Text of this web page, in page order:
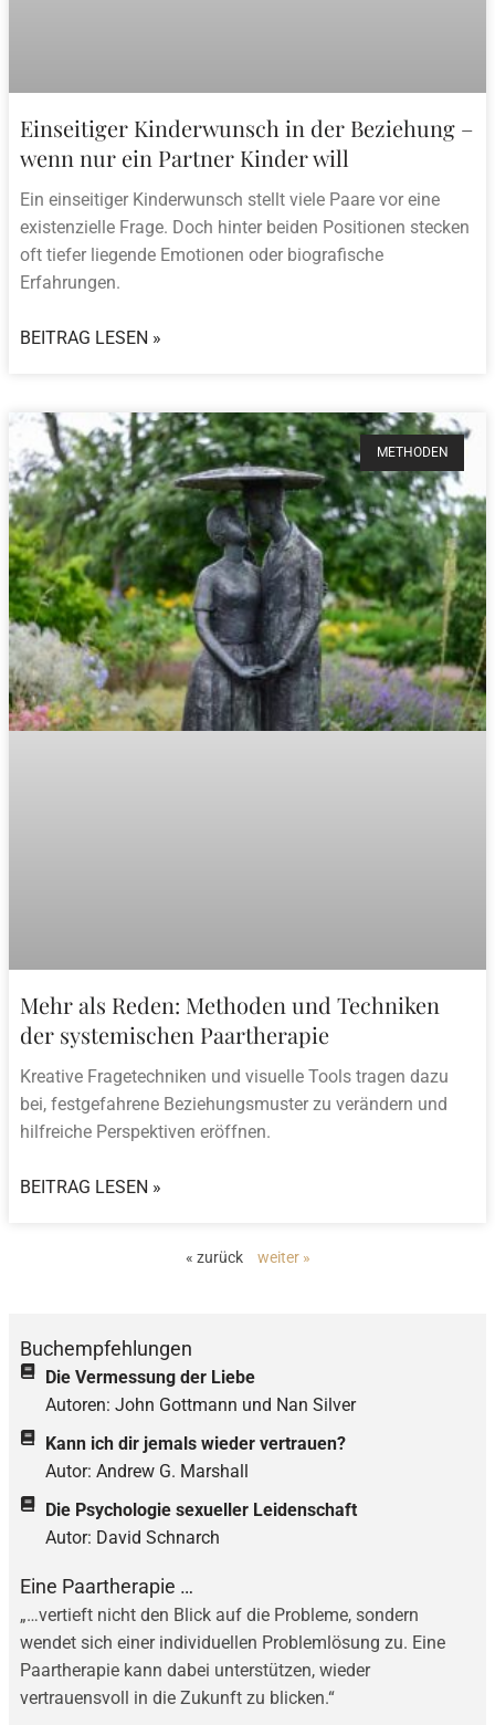
Einseitiger Kinderwunsch in der Beziehung –
wenn nur ein Partner Kinder will
Ein einseitiger Kinderwunsch stellt viele Paare vor eine
existenzielle Frage. Doch hinter beiden Positionen stecken
oft tiefer liegende Emotionen oder biografische
Erfahrungen.
BEITRAG LESEN »
METHODEN
Mehr als Reden: Methoden und Techniken
der systemischen Paartherapie
Kreative Fragetechniken und visuelle Tools tragen dazu
bei, festgefahrene Beziehungsmuster zu verändern und
hilfreiche Perspektiven eröffnen.
BEITRAG LESEN »
« zurück weiter »
Buchempfehlungen
Die Vermessung der Liebe
Autoren: John Gottmann und Nan Silver
Kann ich dir jemals wieder vertrauen?
Autor: Andrew G. Marshall
Die Psychologie sexueller Leidenschaft
Autor: David Schnarch
Eine Paartherapie …
„…vertieft nicht den Blick auf die Probleme, sondern
wendet sich einer individuellen Problemlösung zu. Eine
Paartherapie kann dabei unterstützen, wieder
vertrauensvoll in die Zukunft zu blicken.“